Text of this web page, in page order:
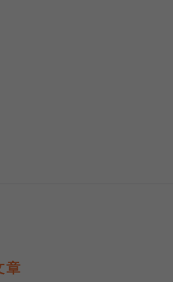
章